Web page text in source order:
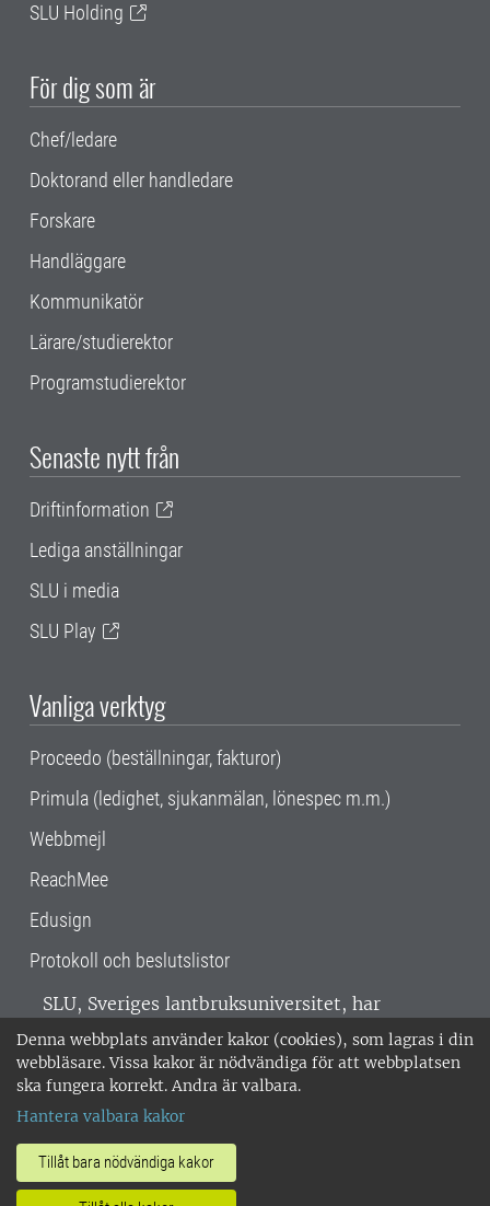
Denna webbplats använder kakor (cookies), som lagras i din
webbläsare. Vissa kakor är nödvändiga för att webbplatsen
ska fungera korrekt. Andra är valbara.
Hantera valbara kakor
Tillåt bara nödvändiga kakor
SLU Holding
För dig som är
Chef/ledare
Doktorand eller handledare
Forskare
Handläggare
Kommunikatör
Lärare/studierektor
Programstudierektor
Senaste nytt från
Driftinformation
Lediga anställningar
SLU i media
SLU Play
Vanliga verktyg
Proceedo (beställningar, fakturor)
Primula (ledighet, sjukanmälan, lönespec m.m.)
Webbmejl
ReachMee
Edusign
Protokoll och beslutslistor
SLU, Sveriges lantbruksuniversitet, har
verksamhet över hela Sverige. Huvudorter är
Alnarp, Uppsala och Umeå.SLU är
miljöcertifierat enligt ISO 14001. •
018-67 10 00 • Org nr: 202100-2817 •
Om SLU:s webbplatser
•Hantera kakor•Behandling av